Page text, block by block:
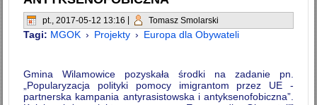
pt., 2017-05-12 13:16 Tomasz Smolarski
Tagi: MGOK › Projekty › Europa dla Obywateli
Gmina Wilamowice pozyskała środki na zadanie pn.
„Popularyzacja polityki pomocy imigrantom przez UE -
partnerska kampania antyrasistowska i antyksenofobiczna”.